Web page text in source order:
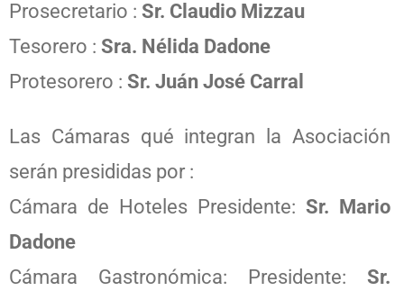
Prosecretario : Sr. Claudio Mizzau
Tesorero : Sra. Nélida Dadone
Protesorero : Sr. Juán José Carral
Las Cámaras qué integran la Asociación
serán presididas por :
Cámara de Hoteles Presidente: Sr. Mario
Dadone
Cámara Gastronómica: Presidente: Sr.